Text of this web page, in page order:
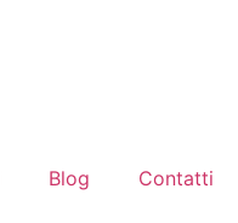
Blog Contatti